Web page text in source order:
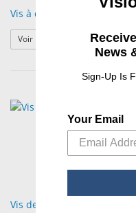
Vis à charnière et à fil
Voir les options du produit: Vis
Vis de plaquette
News
Sign-Up Is
Your Email